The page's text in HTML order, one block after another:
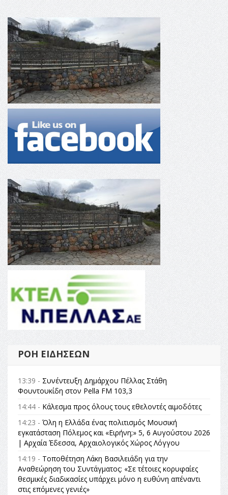
ΡΟΉ ΕΙΔΉΣΕΩΝ
13:39 - Συνέντευξη Δημάρχου Πέλλας Στάθη
Φουντουκίδη στον Pella FM 103,3
14:44 - Κάλεσμα προς όλους τους εθελοντές αιμοδότες
14:23 - Όλη η Ελλάδα ένας πολιτισμός Μουσική
εγκατάσταση Πόλεμος και «Ειρήνη;» 5, 6 Αυγούστου 2026
| Αρχαία Έδεσσα, Αρχαιολογικός Χώρος Λόγγου
14:19 - Τοποθέτηση Λάκη Βασιλειάδη για την
Αναθεώρηση του Συντάγματος: «Σε τέτοιες κορυφαίες
θεσμικές διαδικασίες υπάρχει μόνο η ευθύνη απέναντι
στις επόμενες γενιές»